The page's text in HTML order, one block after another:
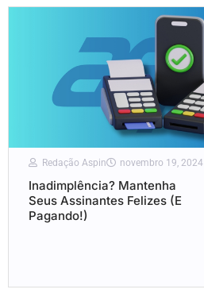
Redação Aspin novembro 19, 2024
Inadimplência? Mantenha
Seus Assinantes Felizes (E
Pagando!)